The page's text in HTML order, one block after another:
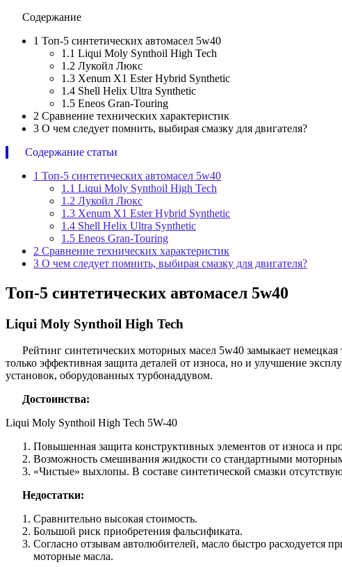
Содержание
1 Топ-5 синтетических автомасел 5w40
1.1 Liqui Moly Synthoil High Tech
1.2 Лукойл Люкс
1.3 Xenum X1 Ester Hybrid Synthetic
1.4 Shell Helix Ultra Synthetic
1.5 Eneos Gran-Touring
2 Сравнение технических характеристик
3 О чем следует помнить, выбирая смазку для двигателя?
Содержание статьи
1 Топ-5 синтетических автомасел 5w40
1.1 Liqui Moly Synthoil High Tech
1.2 Лукойл Люкс
1.3 Xenum X1 Ester Hybrid Synthetic
1.4 Shell Helix Ultra Synthetic
1.5 Eneos Gran-Touring
2 Сравнение технических характеристик
3 О чем следует помнить, выбирая смазку для двигателя?
Топ-5 синтетических автомасел 5w40
Liqui Moly Synthoil High Tech
Рейтинг синтетических моторных масел 5w40 замыкает
только эффективная защита деталей от износа, но и улучшение
установок, оборудованных турбонаддувом.
Достоинства:
Liqui Moly Synthoil High Tech 5W-40
Повышенная защита конструктивных элементов от износа и
Возможность смешивания жидкости со стандартными
«Чистые» выхлопы. В составе синтетической смазки
Недостатки:
Сравнительно высокая стоимость.
Большой риск приобретения фальсификата.
Согласно отзывам автолюбителей, масло быстро расходуется
моторные масла.